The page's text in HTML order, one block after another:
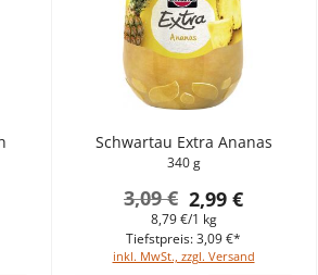
Schwartau Extra Ananas
340 g
2,99 €
3,09 €
8,79 €/1 kg
inkl. MwSt., zzgl. Versand
Tiefstpreis: 3,09 €*